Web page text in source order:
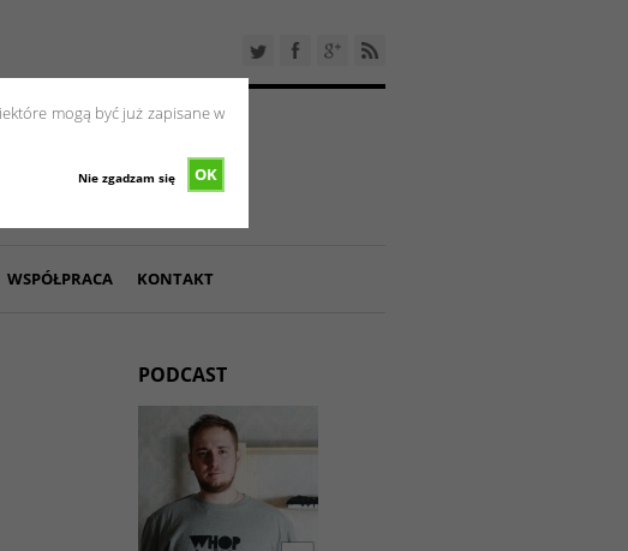
mogą być już zapisane w
OK
Nie zgadzam się
WSPÓŁPRACA KONTAKT
PODCAST